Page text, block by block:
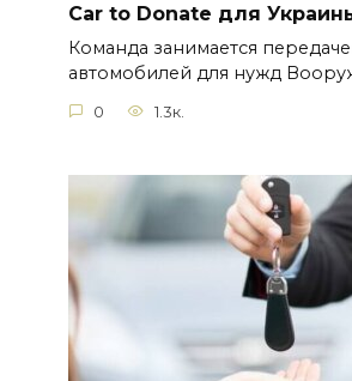
Car to Donate для
Команда занимается
автомобилей для нужд
0 1.3к.